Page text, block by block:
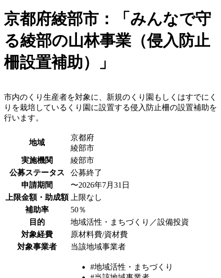
京都府綾部市：「みんなで守
る綾部の山林事業（侵入防止
柵設置補助）」
市内のくり生産者を対象に、新規のくり園もしくはすでにく
りを栽培しているくり園に設置する侵入防止柵の設置補助を
行います。
地域
京都府
綾部市
実施機関
綾部市
公募ステータス
公募終了
申請期間
〜2026年7月31日
上限金額・助成額
上限なし
補助率
50％
目的
地域活性・まちづくり／設備投資
対象経費
原材料費/資材費
対象事業者
当該地域事業者
#地域活性・まちづくり